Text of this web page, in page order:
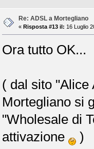
Re: ADSL a Mortegliano
« Risposta #13 il: 16 Luglio
Ora tutto OK...
( dal sito "Alice
Mortegliano si
"Wholesale di
attivazione
)